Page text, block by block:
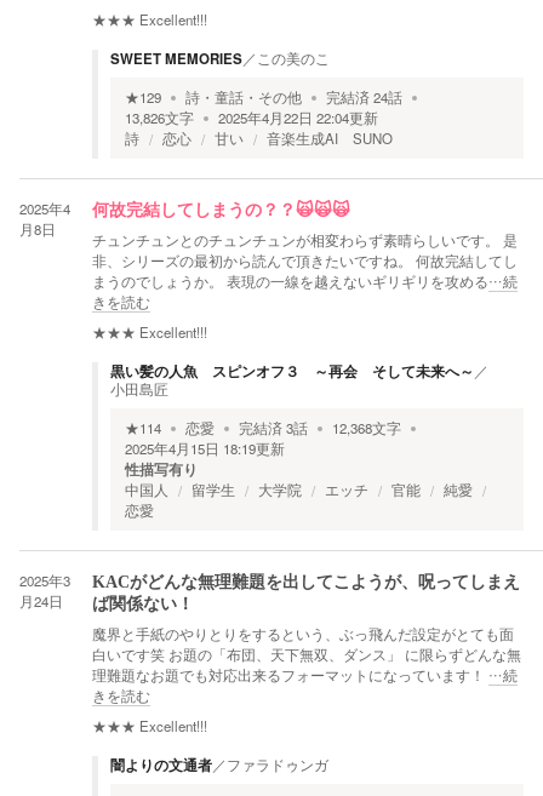
★★★ Excellent!!!
SWEET MEMORIES／ この美のこ
★129 詩・童話・その他 完結済24話
13,826文字 2025年4月22日 22:04更新
詩
恋心 甘い 音楽生成AI SUNO
2025年4
月8日
何故完結してしまうの？？🙀🙀🙀
チュンチュンとのチュンチュンが相変わらず素晴らしいです。 是
非、シリーズの最初から読んで頂きたいですね。 何故完結してし
まうのでしょうか。 表現の一線を越えないギリギリを攻める…続
きを読む
★★★ Excellent!!!
黒い髪の人魚 スピンオフ３ ～再会 そして未来へ～ ／
小田島匠
★114 恋愛 完結済3話 12,368文字
2025年4月15日 18:19更新
性描写有り
中国人 留学生 大学院 エッチ 官能
純愛
恋愛
2025年3
月24日
KACがどんな無理難題を出してこようが、呪ってしまえ
ば関係ない！
魔界と手紙のやりとりをするという、ぶっ飛んだ設定がとても面
白いです笑 お題の「布団、天下無双、ダンス」 に限らずどんな無
理難題なお題でも対応出来るフォーマットになっています！ …続
きを読む
★★★ Excellent!!!
闇よりの文通者／ファラドゥンガ